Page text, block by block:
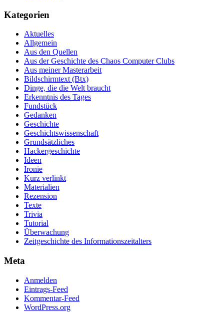
Kategorien
Aktuelles
Allgemein
Aus den Quellen
Aus der Geschichte des Chaos Computer Clubs
Aus meiner Masterarbeit
Bildschirmtext (Btx)
Dinge, die die Welt braucht
Erkenntnis des Tages
Fundstück
Gedanken
Geschichte
Geschichtswissenschaft
Grundsätzliches
Hackergeschichte
Ideen
Ironie
Kurz verlinkt
Materialien
Rezension
Texte
Trivia
Tutorial
Überwachung
Zeitgeschichte des Informationszeitalters
Meta
Anmelden
Eintrags-Feed
Kommentar-Feed
WordPress.org